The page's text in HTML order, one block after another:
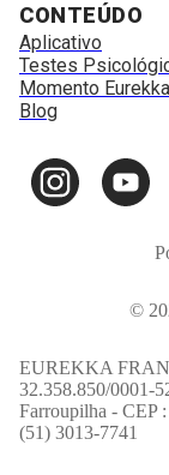
CONTEÚDO
Aplicativo
Testes
Momento Eurekka
Blog
©
EUREKKA
32.358.850/0001-
Farroupilha - CEP
(51) 3013-7741